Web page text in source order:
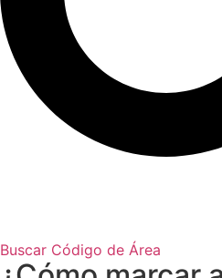
Buscar Código de Área